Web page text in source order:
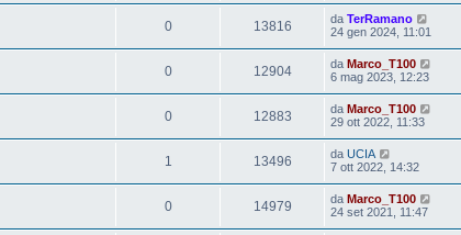
0 13816 da TerRamano
24 gen 2024, 11:01
0 12904 da Marco_T100
6 mag 2023, 12:23
0 12883 da Marco_T100
29 ott 2022, 11:33
1 13496 da UCIA
7 ott 2022, 14:32
0 14979 da Marco_T100
24 set 2021, 11:47